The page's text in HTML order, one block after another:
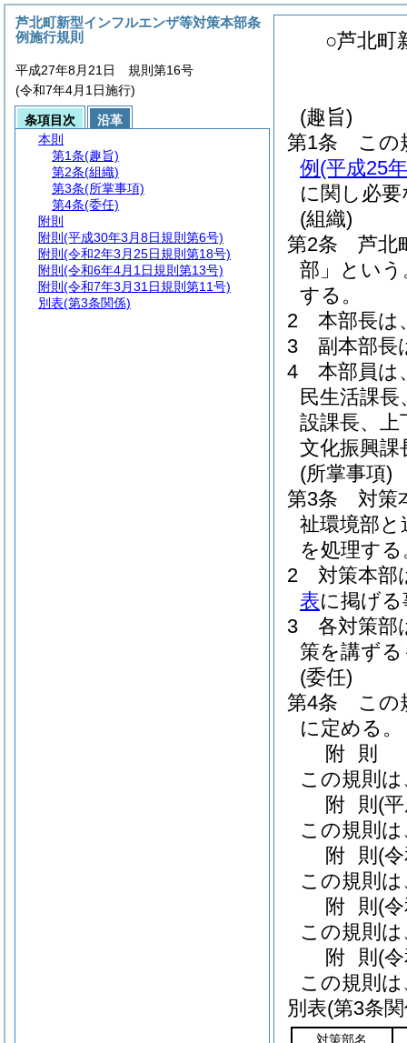
○芦北町
(趣旨)
第1条
この
例 (平成25
に関し必
(組織)
第2条
芦北
部」という
する。
2
本部長は
3
副本部長
4
本部員は
民生活課長
設課長、上
文化振興
(所掌事項)
第3条
対策
祉環境部
を処理する
2
対策本部
表に掲げ
3
各対策部
策を講ず
(委任)
第4条
この
に定める。
附 則
この規則
附 則 (
この規則
附 則 (
この規則
附 則 (
この規則
附 則 (
この規則
別表(第3条
対策部名
芦北町新型インフルエンザ等対策本部条
例施行規則
平成27年8月21日 規則第16号
(令和7年4月1日施行)
条項目次
沿革
本則
第1条(趣旨)
第2条(組織)
第3条(所掌事項)
第4条(委任)
附則
附則 (平成30年3月8日規則第6号)
附則 (令和2年3月25日規則第18号)
附則 (令和6年4月1日規則第13号)
附則 (令和7年3月31日規則第11号)
別表(第3条関係)